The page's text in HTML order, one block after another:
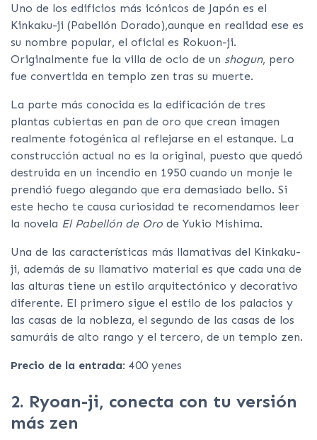
Uno de los edificios más icónicos de Japón es el
Kinkaku-ji (Pabellón Dorado),aunque en realidad ese es
su nombre popular, el oficial es Rokuon-ji.
Originalmente fue la villa de ocio de un shogun, pero
fue convertida en templo zen tras su muerte.
La parte más conocida es la edificación de tres
plantas cubiertas en pan de oro que crean imagen
realmente fotogénica al reflejarse en el estanque. La
construcción actual no es la original, puesto que quedó
destruida en un incendio en 1950 cuando un monje le
prendió fuego alegando que era demasiado bello. Si
este hecho te causa curiosidad te recomendamos leer
la novela El Pabellón de Oro de Yukio Mishima.
Una de las características más llamativas del Kinkaku-
ji, además de su llamativo material es que cada una de
las alturas tiene un estilo arquitectónico y decorativo
diferente. El primero sigue el estilo de los palacios y
las casas de la nobleza, el segundo de las casas de los
samuráis de alto rango y el tercero, de un templo zen.
Precio de la entrada: 400 yenes
2. Ryoan-ji, conecta con tu versión
más zen